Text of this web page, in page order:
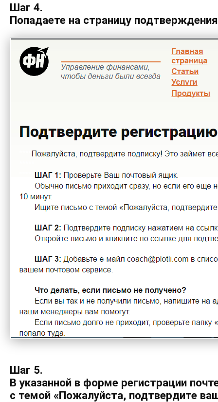
Шаг 4.
Попадаете на страницу
Шаг 5.
В указанной в форме регистрации
с темой «Пожалуйста, подтвердите